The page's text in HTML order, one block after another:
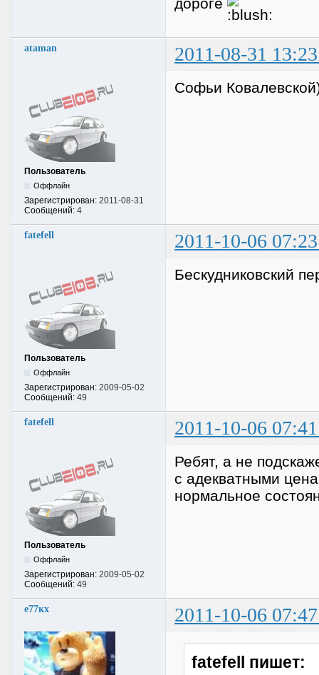
дороге
ataman 2011-08-31
Пользователь
Оффлайн
Зарегистрирован: 2011-08-31
Сообщений: 4
Софьи
fatefell 2011-10-06
Пользователь
Оффлайн
Зарегистрирован: 2009-05-02
Сообщений: 49
Бескудниковский
fatefell 2011-10-06
Пользователь
Оффлайн
Зарегистрирован: 2009-05-02
Сообщений: 49
Ребят, а не
с адекватными
нормальное
е77кх 2011-10-06
fatefell пишет: